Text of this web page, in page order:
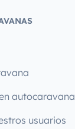
autocaravana
usuarios